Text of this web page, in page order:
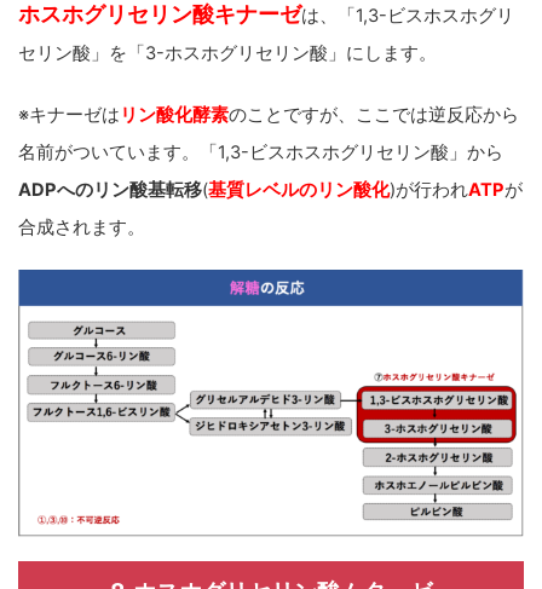
ホスホグリセリン酸キナーゼは、「1,3-ビスホスホグリ
セリン酸」を「3-ホスホグリセリン酸」にします。
※キナーゼは リン酸化酵素のことですが、ここでは逆反応から
名前がついています。
「1,3-ビスホスホグリセリン酸」から
ADPへのリン酸基転移(基質レベルのリン酸化)が行われATPが
合成されます。